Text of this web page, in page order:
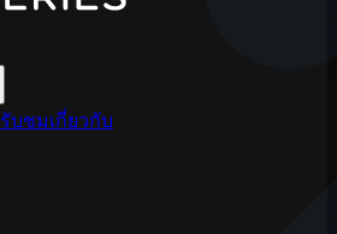
รับชมเกี่ยวกับ